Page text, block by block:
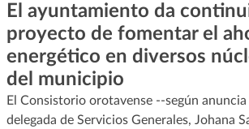
El ayuntamiento da
proyecto de fomentar el
energético en diversos
del municipio
El Consistorio orotavense --según
delegada de Servicios Generales, Johana